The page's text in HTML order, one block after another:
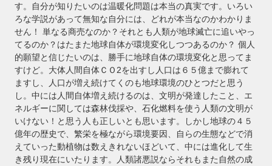
す。自分が知りたいのは温暖化問題は本当の真実です。いろい
ろな学説があって無知な自分には、どれが本当なのかわかりま
せん！ 単なる商売なのか？それとも人類が地球滅亡に追いやっ
てるのか？はたまた地球自体が環境変化しつつあるのか？ 個人
的願望と信じたいのは、勝手に地球自体の環境変化と思ってま
すけど。大体人間自体ＣＯ2を出すし人口は６５億まで膨れて
ますし、人口が増え続けてくのも地球環境のひとつだと思う
し。中には人間自体増え続けるのは、文明が発達したこと、エ
ネルギーに関しては森林伐採や、石化燃料を使う人類の文明が
いけない！と思う人も正しいとも思います。しかし地球の４５
億年の歴史で、繁栄を極ながら環境要因、自らの生態などで消
えていった動植物は数えきれないほどいて、中には進化して生
き残り現在にいたります。人類諸悪説ならそれもまた自然の成